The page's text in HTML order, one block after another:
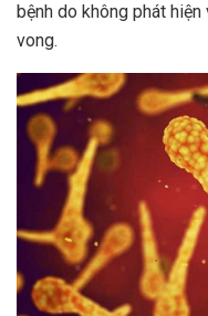
bệnh do không phát
vong.